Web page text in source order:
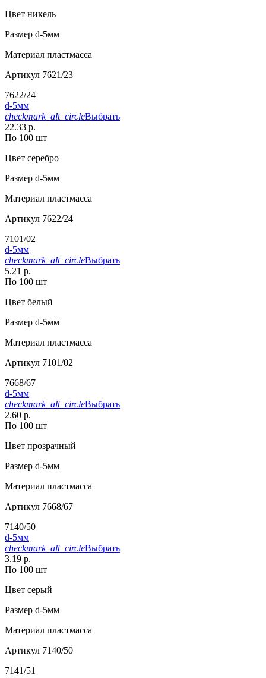
Цвет никель
Размер d-5мм
Материал пластмасса
Артикул 7621/23
7622/24
d-5мм
checkmark_alt_circleВыбрать
22.33 р.
По 100 шт
Цвет серебро
Размер d-5мм
Материал пластмасса
Артикул 7622/24
7101/02
d-5мм
checkmark_alt_circleВыбрать
5.21 р.
По 100 шт
Цвет белый
Размер d-5мм
Материал пластмасса
Артикул 7101/02
7668/67
d-5мм
checkmark_alt_circleВыбрать
2.60 р.
По 100 шт
Цвет прозрачный
Размер d-5мм
Материал пластмасса
Артикул 7668/67
7140/50
d-5мм
checkmark_alt_circleВыбрать
3.19 р.
По 100 шт
Цвет серый
Размер d-5мм
Материал пластмасса
Артикул 7140/50
7141/51